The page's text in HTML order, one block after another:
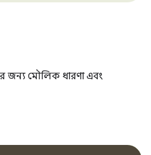
জন্য মৌলিক ধারণা এবং